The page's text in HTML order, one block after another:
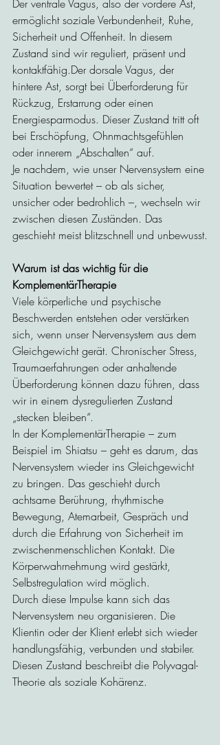
Der ventrale Vagus, also der vordere Ast,
ermöglicht soziale Verbundenheit, Ruhe,
Sicherheit und Offenheit. In diesem
Zustand sind wir reguliert, präsent und
kontaktfähig.Der dorsale Vagus, der
hintere Ast, sorgt bei Überforderung für
Rückzug, Erstarrung oder einen
Energiesparmodus. Dieser Zustand tritt oft
bei Erschöpfung, Ohnmachtsgefühlen
oder innerem „Abschalten“ auf.
Je nachdem, wie unser Nervensystem eine
Situation bewertet – ob als sicher,
unsicher oder bedrohlich –, wechseln wir
zwischen diesen Zuständen. Das
geschieht meist blitzschnell und unbewusst.
Warum ist das wichtig für die
KomplementärTherapie
Viele körperliche und psychische
Beschwerden entstehen oder verstärken
sich, wenn unser Nervensystem aus dem
Gleichgewicht gerät. Chronischer Stress,
Traumaerfahrungen oder anhaltende
Überforderung können dazu führen, dass
wir in einem dysregulierten Zustand
„stecken bleiben“.
In der KomplementärTherapie – zum
Beispiel im Shiatsu – geht es darum, das
Nervensystem wieder ins Gleichgewicht
zu bringen. Das geschieht durch
achtsame Berührung, rhythmische
Bewegung, Atemarbeit, Gespräch und
durch die Erfahrung von Sicherheit im
zwischenmenschlichen Kontakt. Die
Körperwahrnehmung wird gestärkt,
Selbstregulation wird möglich.
Durch diese Impulse kann sich das
Nervensystem neu organisieren. Die
Klientin oder der Klient erlebt sich wieder
handlungsfähig, verbunden und stabiler.
Diesen Zustand beschreibt die Polyvagal-
Theorie als soziale Kohärenz.